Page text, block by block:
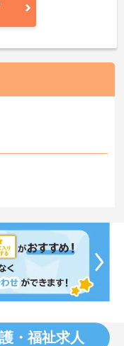
・福祉求人